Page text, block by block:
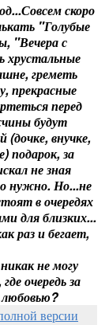
скоро
"Голубые
"Вечера с
греметь
прекрасные
перед
будут
(дочке, внучке,
подарок, за
не зная
нужно. Но...не
в очередях
для близких...
раз и бегает,
не могу
очередь за
любовью?
версии